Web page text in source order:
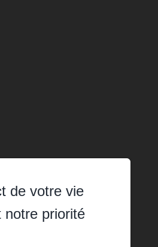
de votre vie
notre priorité